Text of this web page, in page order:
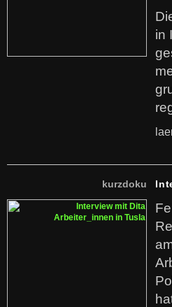
in
kurzdoku